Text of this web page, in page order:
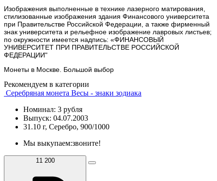
Изображения выполненные в технике лазерного матирования,
стилизованные изображения здания Финансового университета
при Правительстве Российской Федерации, а также фирменный
знак университета и рельефное изображение лавровых листьев;
по окружности имеется надпись: «ФИНАНСОВЫЙ
УНИВЕРСИТЕТ ПРИ ПРАВИТЕЛЬСТВЕ РОССИЙСКОЙ
ФЕДЕРАЦИИ"
Монеты в Москве. Большой выбор
Рекомендуем в категории
Серебряная монета Весы - знаки зодиака
Номинал: 3 рубля
Выпуск: 04.07.2003
31.10 г, Серебро, 900/1000
Мы выкупаем:звоните!
11 200